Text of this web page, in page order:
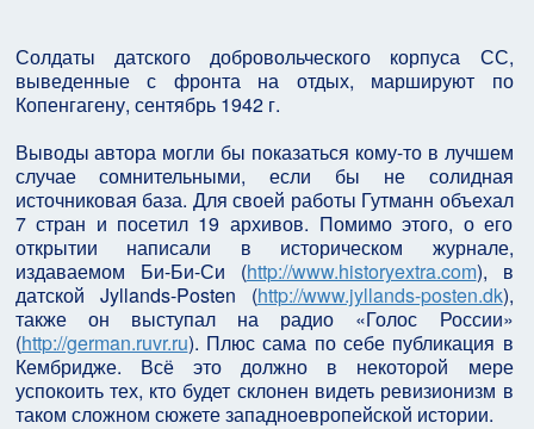
Солдаты датского добровольческого корпуса СС,
выведенные с фронта на отдых, маршируют по
Копенгагену, сентябрь 1942 г.
Выводы автора могли бы показаться кому-то в лучшем
случае сомнительными, если бы не солидная
источниковая база. Для своей работы Гутманн объехал
7 стран и посетил 19 архивов. Помимо этого, о его
открытии написали в историческом журнале,
издаваемом Би-Би-Си (http://www.historyextra.com), в
датской Jyllands-Posten (http://www.jyllands-posten.dk),
также он выступал на радио «Голос России»
(http://german.ruvr.ru). Плюс сама по себе публикация в
Кембридже. Всё это должно в некоторой мере
успокоить тех, кто будет склонен видеть ревизионизм в
таком сложном сюжете западноевропейской истории.